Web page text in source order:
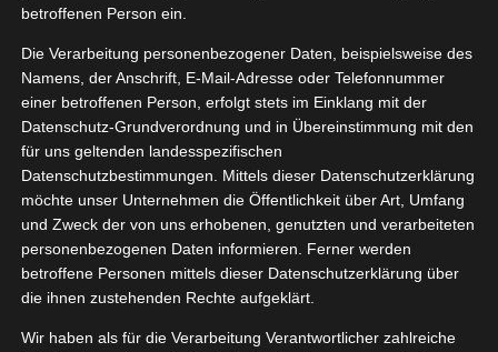
04, 2021
York
36H
Beauty
Maybelline New York Colossal 36H
Mascara
April 5, 2021 | Beauty,Produktvorstellungen
betroffenen Person ein.
Die Verarbeitung personenbezogener Daten, beispielsweise des
Namens, der Anschrift, E-Mail-Adresse oder Telefonnummer
einer betroffenen Person, erfolgt stets im Einklang mit der
Datenschutz-Grundverordnung und in Übereinstimmung mit den
für uns geltenden landesspezifischen
Datenschutzbestimmungen. Mittels dieser Datenschutzerklärung
möchte unser Unternehmen die Öffentlichkeit über Art, Umfang
und Zweck der von uns erhobenen, genutzten und verarbeiteten
personenbezogenen Daten informieren. Ferner werden
betroffene Personen mittels dieser Datenschutzerklärung über
die ihnen zustehenden Rechte aufgeklärt.
Wir haben als für die Verarbeitung Verantwortlicher zahlreiche